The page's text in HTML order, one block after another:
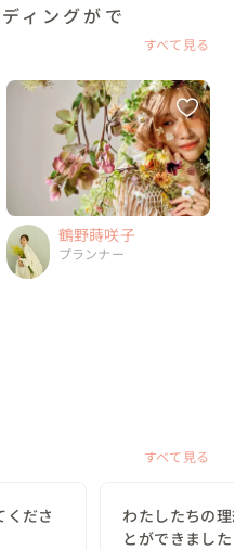
ィングがで
すべて見る
鶴野蒔咲子
プランナー
すべて見る
くださ
わたしたちの
とができまし